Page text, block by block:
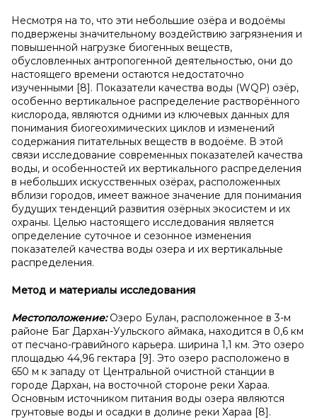
Несмотря на то, что эти небольшие озёра и водоёмы
подвержены значительному воздействию загрязнения и
повышенной нагрузке биогенных веществ,
обусловленных антропогенной деятельностью, они до
настоящего времени остаются недостаточно
изученными [8]. Показатели качества воды (WQP) озёр,
особенно вертикальное распределение растворённого
кислорода, являются одними из ключевых данных для
понимания биогеохимических циклов и изменений
содержания питательных веществ в водоёме. В этой
связи исследование современных показателей качества
воды, и особенностей их вертикального распределения
в небольших искусственных озёрах, расположенных
вблизи городов, имеет важное значение для понимания
будущих тенденций развития озёрных экосистем и их
охраны. Целью настоящего исследования является
определение суточное и сезонное изменения
показателей качества воды озера и их вертикальные
распределения.
Метод и материалы исследования
Местоположение:Озеро Булан, расположенное в 3-м
районе Баг Дархан-Уульского аймака, находится в 0,6 км
от песчано-гравийного карьера. ширина 1,1 км. Это озеро
площадью 44,96 гектара [9]. Это озеро расположено в
650 м к западу от Центральной очистной станции в
городе Дархан, на восточной стороне реки Хараа.
Основным источником питания воды озера являются
грунтовые воды и осадки в долине реки Хараа [8].